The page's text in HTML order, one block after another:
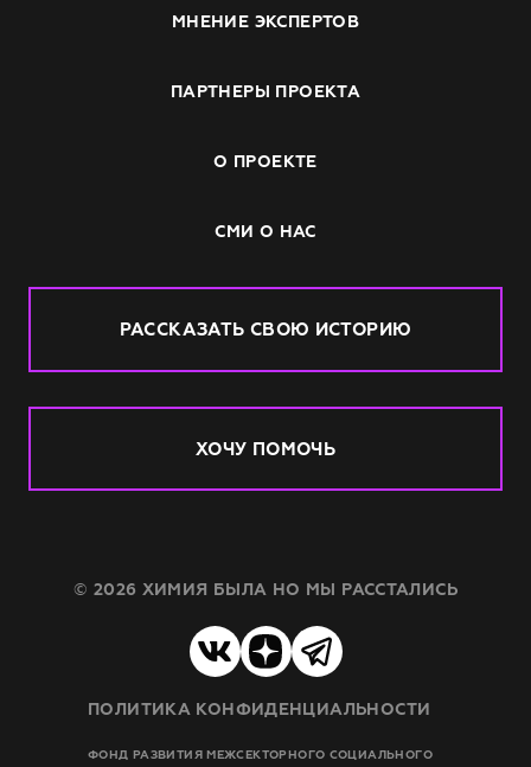
МНЕНИЕ ЭКСПЕРТОВ
ПАРТНЕРЫ ПРОЕКТА
О ПРОЕКТЕ
СМИ О НАС
РАССКАЗАТЬ СВОЮ ИСТОРИЮ
ХОЧУ ПОМОЧЬ
© 2026 ХИМИЯ БЫЛА НО МЫ РАССТАЛИСЬ
ПОЛИТИКА КОНФИДЕНЦИАЛЬНОСТИ
ФОНД РАЗВИТИЯ МЕЖСЕКТОРНОГО СОЦИАЛЬНОГО